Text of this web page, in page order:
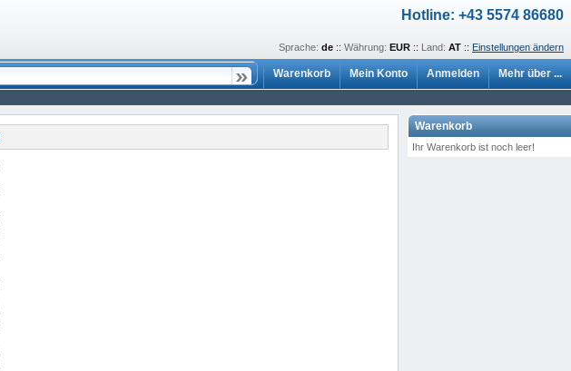
Hotline: +43 5574 86680
Sprache: de :: Währung: EUR :: Land: AT :: Einstellungen ändern
Warenkorb Mein Konto Anmelden Mehr über ...
Warenkorb
Ihr Warenkorb ist noch leer!